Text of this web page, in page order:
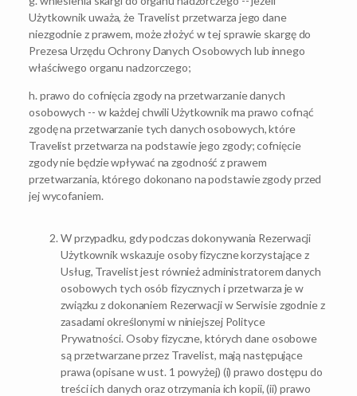
Użytkownik uważa, że Travelist przetwarza jego dane
niezgodnie z prawem, może złożyć w tej sprawie skargę do
Prezesa Urzędu Ochrony Danych Osobowych lub innego
właściwego organu nadzorczego;
h. prawo do cofnięcia zgody na przetwarzanie danych
osobowych -- w każdej chwili Użytkownik ma prawo cofnąć
zgodę na przetwarzanie tych danych osobowych, które
Travelist przetwarza na podstawie jego zgody; cofnięcie
zgody nie będzie wpływać na zgodność z prawem
przetwarzania, którego dokonano na podstawie zgody przed
jej wycofaniem.
W przypadku, gdy podczas dokonywania Rezerwacji
Użytkownik wskazuje osoby fizyczne korzystające z
Usług, Travelist jest również administratorem danych
osobowych tych osób fizycznych i przetwarza je w
związku z dokonaniem Rezerwacji w Serwisie zgodnie z
zasadami określonymi w niniejszej Polityce
Prywatności. Osoby fizyczne, których dane osobowe
są przetwarzane przez Travelist, mają następujące
prawa (opisane w ust. 1 powyżej) (i) prawo dostępu do
treści ich danych oraz otrzymania ich kopii, (ii) prawo